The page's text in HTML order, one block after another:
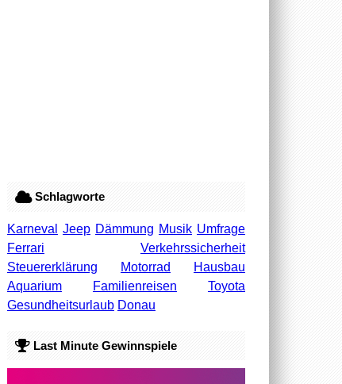
Schlagworte
Karneval Jeep Dämmung Musik Umfrage
Ferrari
Verkehrssicherheit
Steuererklärung
Motorrad
Hausbau
Aquarium
Familienreisen
Toyota
Gesundheitsurlaub Donau
Last Minute Gewinnspiele